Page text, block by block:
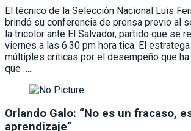
El técnico de la Selección Nacional Luis
brindó su conferencia de prensa previo al
la tricolor ante El Salvador, partido que se
viernes a las 6:30 pm hora tica. El
múltiples críticas por el desempeño que ha
que …..
Orlando Galo: “No es un fracaso,
aprendizaje”